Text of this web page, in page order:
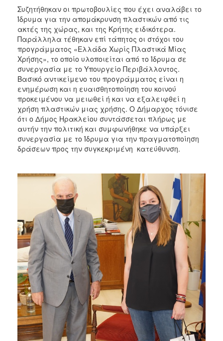
Συζητήθηκαν οι πρωτοβουλίες που έχει αναλάβει το
Ίδρυμα για την απομάκρυνση πλαστικών από τις
ακτές της χώρας, και της Κρήτης ειδικότερα.
Παράλληλα τέθηκαν επί τάπητος οι στόχοι του
προγράμματος «Ελλάδα Χωρίς Πλαστικά Μίας
Χρήσης», το οποίο υλοποιείται από το Ίδρυμα σε
συνεργασία με το Υπουργείο Περιβάλλοντος.
Βασικό αντικείμενο του προγράμματος είναι η
ενημέρωση και η ευαισθητοποίηση του κοινού
προκειμένου να μειωθεί ή και να εξαλειφθεί η
χρήση πλαστικών μιας χρήσης. Ο Δήμαρχος τόνισε
ότι ο Δήμος Ηρακλείου συντάσσεται πλήρως με
αυτήν την πολιτική και συμφωνήθηκε να υπάρξει
συνεργασία με το Ίδρυμα για την πραγματοποίηση
δράσεων προς την συγκεκριμένη κατεύθυνση.